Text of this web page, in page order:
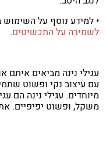
• למידע נוסף על
לשמירה על התכשיטים.
עגילי נינה מביאים איתם
עם עיצוב נקי ופשוט
מיוחדים. עגילי נינה הם
משקל, ופשוט יפיפיים.